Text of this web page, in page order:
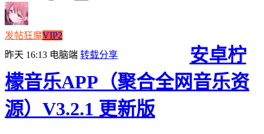
发帖狂魔VIP2
昨天 16:13 电脑端 转载分享
安卓柠
檬音乐APP（聚合全网音乐资
源）V3.2.1 更新版